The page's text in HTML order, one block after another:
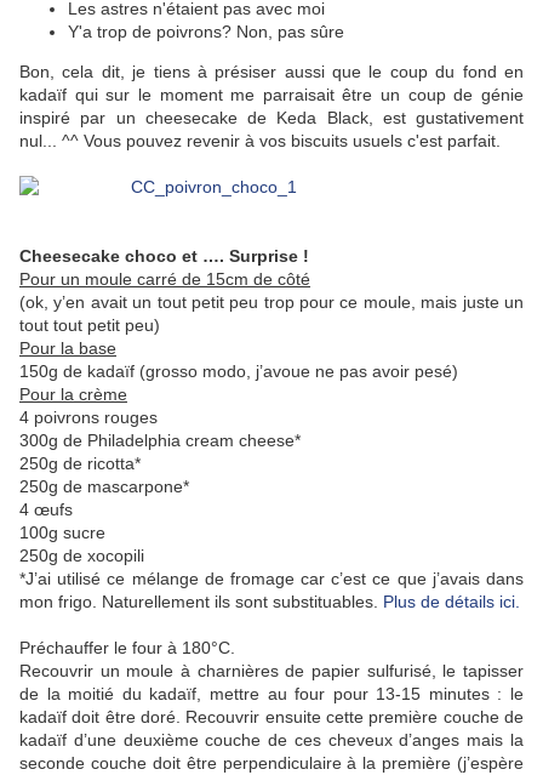
Les astres n'étaient pas avec moi
Y'a trop de poivrons? Non, pas sûre
Bon, cela dit, je tiens à présiser aussi que le coup du fond en
kadaïf qui sur le moment me parraisait être un coup de génie
inspiré par un cheesecake de Keda Black, est gustativement
nul... ^^ Vous pouvez revenir à vos biscuits usuels c'est parfait.
Cheesecake choco et …. Surprise !
Pour un moule carré de 15cm de côté
(ok, y’en avait un tout petit peu trop pour ce moule, mais juste un
tout tout petit peu)
Pour la base
150g de kadaïf (grosso modo, j’avoue ne pas avoir pesé)
Pour la crème
4 poivrons rouges
300g de Philadelphia cream cheese*
250g de ricotta*
250g de mascarpone*
4 œufs
100g sucre
250g de xocopili
*J’ai utilisé ce mélange de fromage car c’est ce que j’avais dans
mon frigo. Naturellement ils sont substituables. Plus de détails ici.
Préchauffer le four à 180°C.
Recouvrir un moule à charnières de papier sulfurisé, le tapisser
de la moitié du kadaïf, mettre au four pour 13-15 minutes : le
kadaïf doit être doré. Recouvrir ensuite cette première couche de
kadaïf d’une deuxième couche de ces cheveux d’anges mais la
seconde couche doit être perpendiculaire à la première (j’espère